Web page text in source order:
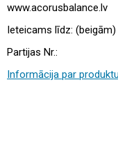
www.acorusbalance.lv
Ieteicams līdz: (beigām)
Partijas Nr.:
Informācija par produktu